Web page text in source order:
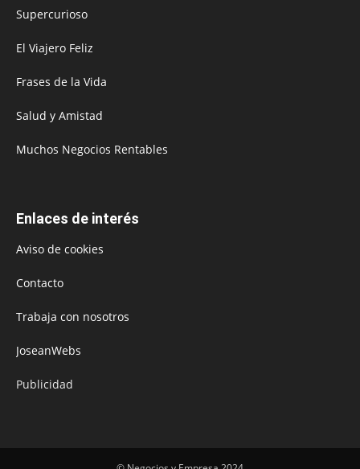
Supercurioso
El Viajero Feliz
Frases de la Vida
Salud y Amistad
Muchos Negocios Rentables
Enlaces de interés
Aviso de cookies
Contacto
Trabaja con nosotros
JoseanWebs
Publicidad